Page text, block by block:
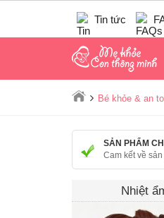
Tin tức
Bé khỏe & an
SẢN PHẨM
Cam kết về
Nhiệt